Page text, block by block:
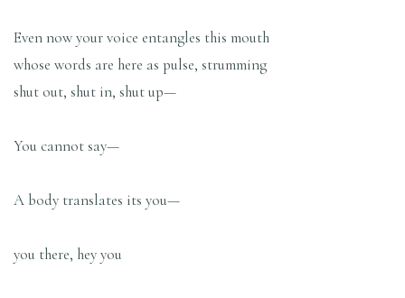
Even now your voice entangles this mouth
whose words are here as pulse, strumming
shut out, shut in, shut up—
You cannot say—
A body translates its you—
you there, hey you